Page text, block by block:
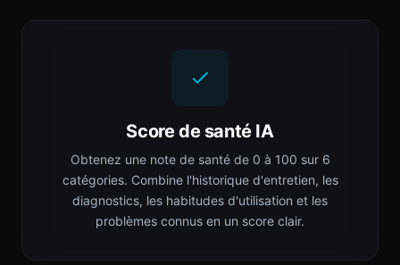
Score de santé IA
Obtenez une note de santé de 0 à 100 sur 6
catégories. Combine l'historique d'entretien, les
diagnostics, les habitudes d'utilisation et les
problèmes connus en un score clair.